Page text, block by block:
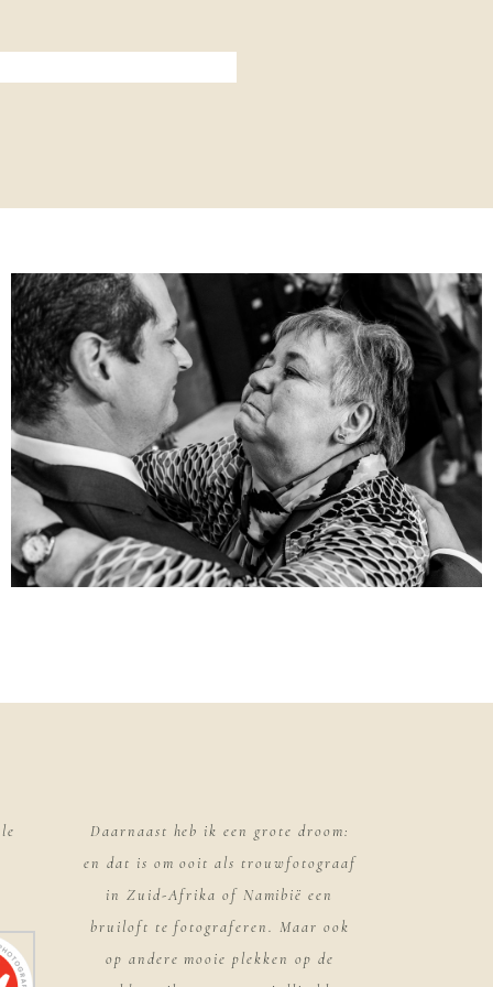
Daarnaast heb ik een grote droom:
en dat is om ooit als trouwfotograaf
in Zuid-Afrika of Namibië een
bruiloft te fotograferen. Maar ook
op andere mooie plekken op de